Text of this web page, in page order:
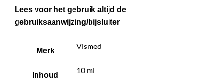
Lees voor het gebruik altijd de
gebruiksaanwijzing/bijsluiter
Merk
Vismed
Inhoud
10 ml